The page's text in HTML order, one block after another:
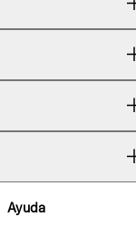
Ayuda